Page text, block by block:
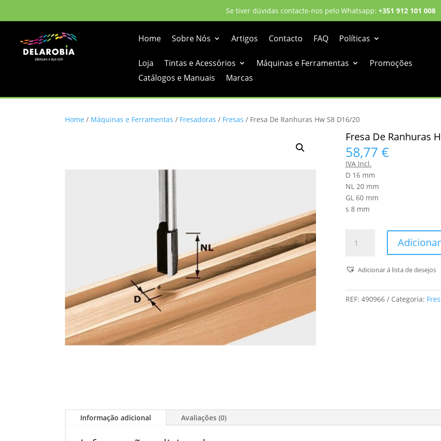
Se tiver dúvidas contacte-nos pelo Whatsapp: +351 912 101 008
Home Sobre Nós Artigos Contacto FAQ Políticas
Loja Tintas e Acessórios Máquinas e Ferramentas
Promoções
Catálogos e Manuais
Marcas
Home / Máquinas e Ferramentas / Fresadoras / Fresas / Fresa De Ranhuras Hw S8 D16/20
Fresa De Ranhuras
58,77 €
IVA Incl.
D 16 mm
NL 20 mm
GL 60 mm
s 8 mm
De
Hw
S8
Adicionar
Adicionar á lista de desejos
REF: 490966 Categoria:
Informação adicional Avaliações (0)